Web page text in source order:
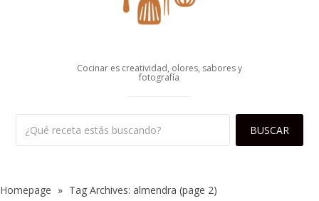
Cocinar es creatividad, olores, sabores y
fotografía
Homepage » Tag Archives: almendra (page 2)